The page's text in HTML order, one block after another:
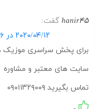
hanir۴۵ گفت:
۲۰۲۰/۰۴/۱۲ در ۱۹:۲۶
برای پخش سراسری موزیک
سایت های معتبر و مشاوره
تماس بگیرید ۰۹۰۱۱۳۲۹۰۰۹